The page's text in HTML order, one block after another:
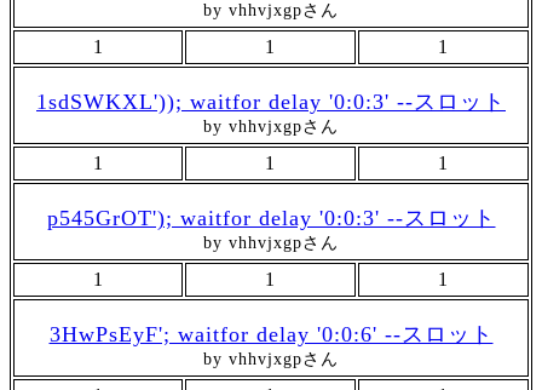
by vhhvjxgpさん
1 1 1
1sdSWKXL')); waitfor delay '0:0:3' --スロット
by vhhvjxgpさん
1 1 1
p545GrOT'); waitfor delay '0:0:3' --スロット
by vhhvjxgpさん
1 1 1
3HwPsEyF'; waitfor delay '0:0:6' --スロット
by vhhvjxgpさん